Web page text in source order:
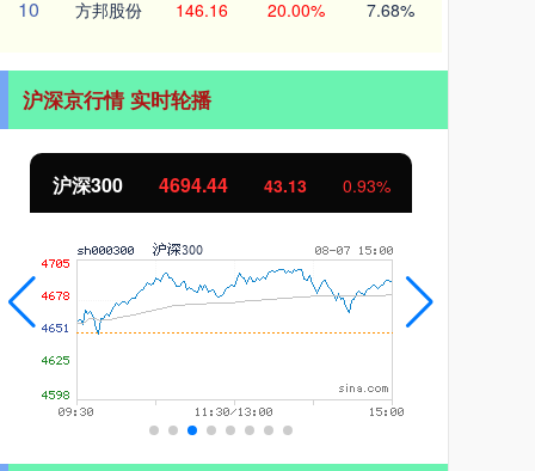
10 方邦股份 146.16 20.00% 7.68%
沪深京行情 实时轮播
沪深300 4694.44 43.13 0.93%